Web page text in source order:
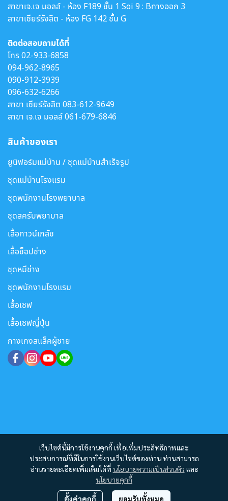
เว็บไซต์นี้มีการใช้งานคุกกี้ เพื่อเพิ่มประสิทธิภาพและ
ประสบการณ์ที่ดีในการใช้งานเว็บไซต์ของท่าน ท่านสามารถ
อ่านรายละเอียดเพิ่มเติมได้ที่ นโยบายความเป็นส่วนตัว และ
นโยบายคุกกี้
ตั้งค่าคุกกี้ ยอมรับทั้งหมด
สาขาเจ.เจ มอลล์ - ห้อง F189 ชั้น 1 Soi 9 : Bทางออก 3
สาขาเซียร์รังสิต - ห้อง FG 142 ชั้น G
ติดต่อสอบถามได้ที่
โทร02-933-6858
094-962-8965
090-912-3939
096-632-6266
สาขา เซียร์รังสิต 083-612-9649
สาขา เจ.เจ มอลล์061-679-6846
สินค้าของเรา
ยูนิฟอร์มแม่บ้าน / ชุดแม่บ้านสำเร็จรูป
ชุดแม่บ้านโรงแรม
ชุดพนักงานโรงพยาบาล
ชุดสครับพยาบาล
เสื้อกาวน์เภสัช
เสื้อช็อปช่าง
ชุดหมีช่าง
ชุดพนักงานโรงแรม
เสื้อเชฟ
เสื้อเชฟญี่ปุ่น
กางเกงสแล็คผู้ชาย